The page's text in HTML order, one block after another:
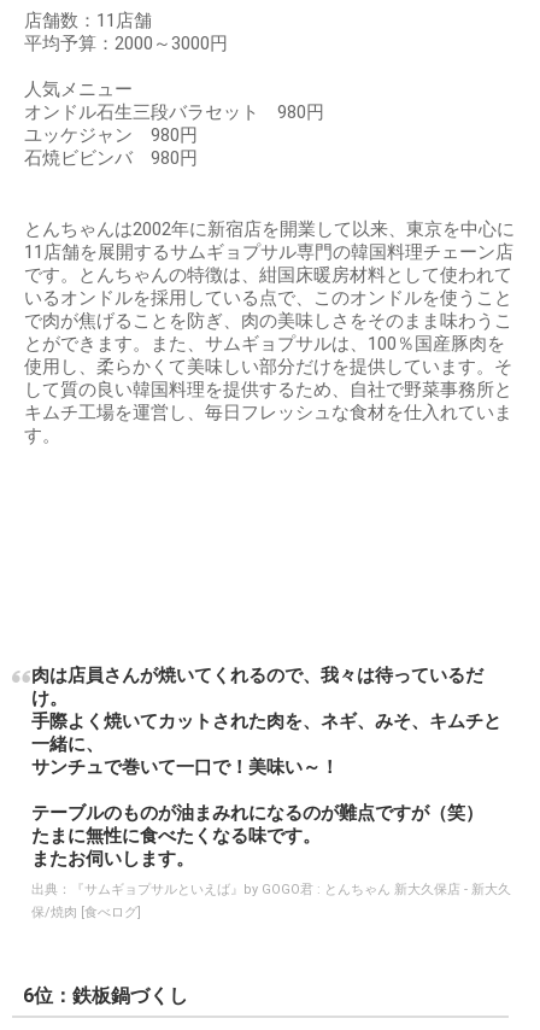
店舗数：11店舗
平均予算：2000～3000円
人気メニュー
オンドル石生三段バラセット 980円
ユッケジャン 980円
石焼ビビンバ 980円
とんちゃんは2002年に新宿店を開業して以来、東京を中心に
11店舗を展開するサムギョプサル専門の韓国料理チェーン店
です。とんちゃんの特徴は、紺国床暖房材料として使われて
いるオンドルを採用している点で、このオンドルを使うこと
で肉が焦げることを防ぎ、肉の美味しさをそのまま味わうこ
とができます。また、サムギョプサルは、100％国産豚肉を
使用し、柔らかくて美味しい部分だけを提供しています。そ
して質の良い韓国料理を提供するため、自社で野菜事務所と
キムチ工場を運営し、毎日フレッシュな食材を仕入れていま
す。
肉は店員さんが焼いてくれるので、我々は待っているだ
け。
手際よく焼いてカットされた肉を、ネギ、みそ、キムチと
一緒に、
サンチュで巻いて一口で！美味い～！
テーブルのものが油まみれになるのが難点ですが（笑）
たまに無性に食べたくなる味です。
またお伺いします。
出典：
『サムギョプサルといえば』by GOGO君 : とんちゃん 新大久保店 - 新大久
保/焼肉 [食べログ]
6位：鉄板鍋づくし